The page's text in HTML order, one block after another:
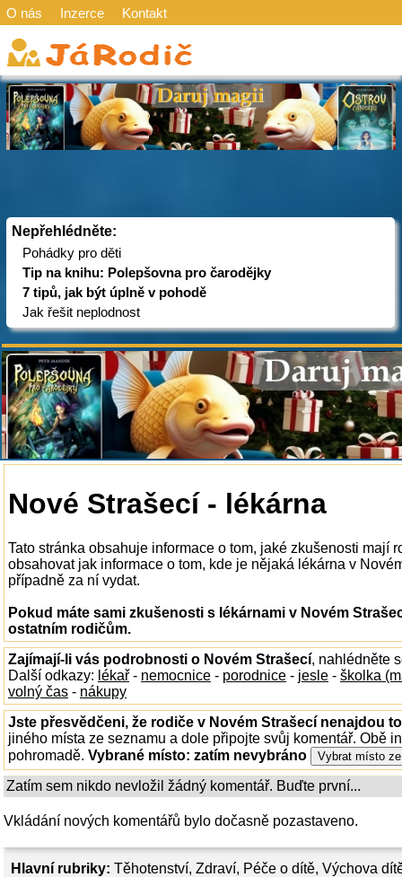
O nás Inzerce Kontakt
Nepřehlédněte:
Pohádky pro děti
Tip na knihu: Polepšovna pro čarodějky
7 tipů, jak být úplně v pohodě
Jak řešit neplodnost
Hlavní rubriky: Těhotenství, Zdraví, Péče o dítě, Výchova
Nové Strašecí - lékárna
Tato stránka obsahuje informace o tom, jaké zkušenosti mají
obsahovat jak informace o tom, kde je nějaká lékárna v
případně za ní vydat.
Pokud máte sami zkušenosti s lékárnami v Novém
ostatním rodičům.
Zajímají-li vás podrobnosti o Novém Strašecí, nahlédněte
Další odkazy: lékař - nemocnice - porodnice - jesle - školka
volný čas - nákupy
Jste přesvědčeni, že rodiče v Novém Strašecí nenajdou
jiného místa ze seznamu a dole připojte svůj komentář. Obě
pohromadě. Vybrané místo: zatím nevybráno
Zatím sem nikdo nevložil žádný komentář. Buďte první...
Vkládání nových komentářů bylo dočasně pozastaveno.